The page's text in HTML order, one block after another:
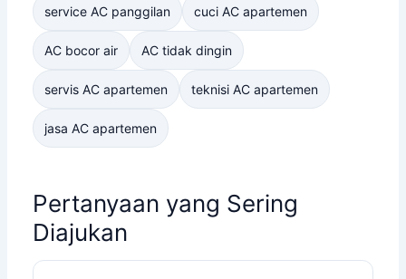
service AC panggilan cuci AC apartemen
AC bocor air AC tidak dingin
servis AC apartemen teknisi AC apartemen
jasa AC apartemen
Pertanyaan yang Sering
Diajukan